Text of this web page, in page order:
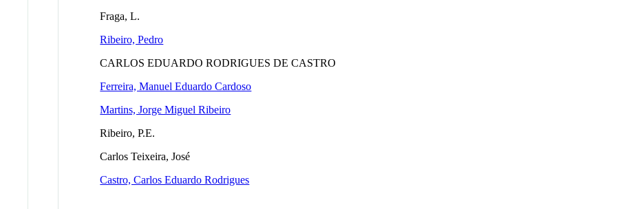
Fraga, L.
Ribeiro, Pedro
CARLOS EDUARDO RODRIGUES DE CASTRO
Ferreira, Manuel Eduardo Cardoso
Martins, Jorge Miguel Ribeiro
Ribeiro, P.E.
Carlos Teixeira, José
Castro, Carlos Eduardo Rodrigues